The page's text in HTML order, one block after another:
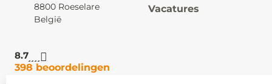
8800 Roeselare
België
8.7
398 beoordelingen
Vacatures